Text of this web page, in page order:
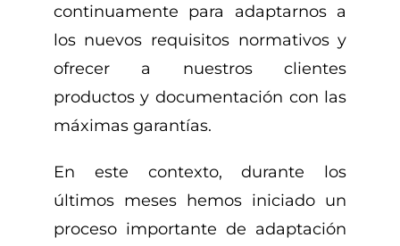
continuamente para adaptarnos a
los nuevos requisitos normativos y
ofrecer a nuestros clientes
productos y documentación con las
máximas garantías.
En este contexto, durante los
últimos meses hemos iniciado un
proceso importante de adaptación